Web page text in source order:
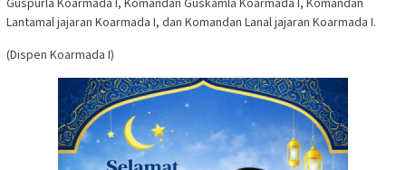
Lantamal jajaran Koarmada I, dan Komandan Lanal jajaran Koarmada I.
(Dispen Koarmada I)